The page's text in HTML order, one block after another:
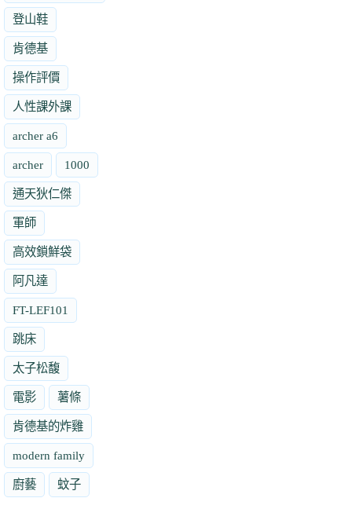
登山鞋
肯德基
操作評價
人性課外課
archer a6
archer 1000
通天狄仁傑
軍師
高效鎖鮮袋
阿凡達
FT-LEF101
跳床
太子松馥
電影 薯條
肯德基的炸雞
modern family
廚藝 蚊子